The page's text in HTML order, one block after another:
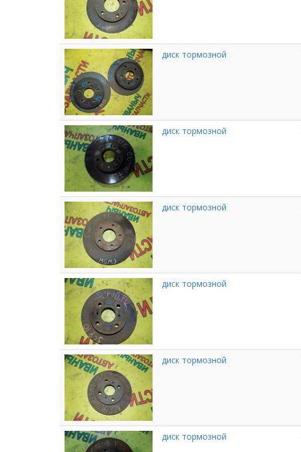
диск тормозной
диск тормозной
диск тормозной
диск тормозной
диск тормозной
диск тормозной